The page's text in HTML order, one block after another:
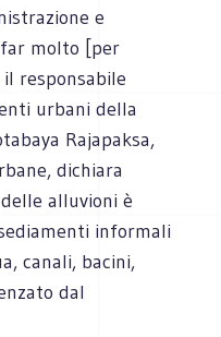
e
molto [per
responsabile
urbani della
Rajapaksa,
dichiara
alluvioni è
informali
canali, bacini,
dal